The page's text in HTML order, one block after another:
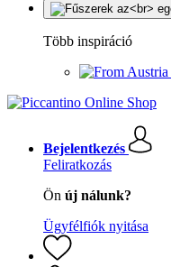
Több inspiráció
Bejelentkezés
Feliratkozás
Ön új nálunk?
Ügyfélfiók nyitása